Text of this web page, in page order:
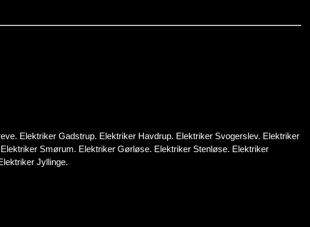
Elektriker Gadstrup. Elektriker Havdrup. Elektriker Svogerslev. Elektriker
Smørum. Elektriker Gørløse. Elektriker Stenløse. Elektriker
Jyllinge.